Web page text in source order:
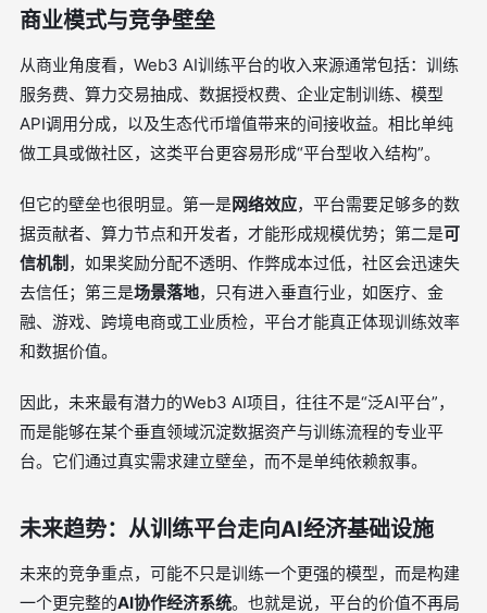
商业模式与竞争壁垒
从商业角度看，Web3 AI训练平台的收入来源通常包括：训练
服务费、算力交易抽成、数据授权费、企业定制训练、模型
API调用分成，以及生态代币增值带来的间接收益。相比单纯
做工具或做社区，这类平台更容易形成“平台型收入结构”。
但它的壁垒也很明显。第一是网络效应，平台需要足够多的数
据贡献者、算力节点和开发者，才能形成规模优势；第二是可
信机制 ，如果奖励分配不透明、作弊成本过低，社区会迅速失
去信任；第三是场景落地，只有进入垂直行业，如医疗、金
融、游戏、跨境电商或工业质检，平台才能真正体现训练效率
和数据价值。
因此，未来最有潜力的Web3 AI项目，往往不是“泛AI平台”，
而是能够在某个垂直领域沉淀数据资产与训练流程的专业平
台。它们通过真实需求建立壁垒，而不是单纯依赖叙事。
未来趋势：从训练平台走向AI经济基础设施
未来的竞争重点，可能不只是训练一个更强的模型，而是构建
一个更完整的AI协作经济系统。也就是说，平台的价值不再局